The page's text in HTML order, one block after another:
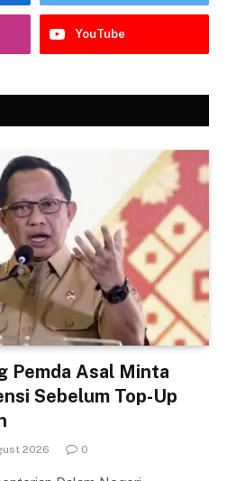
YouTube
Pemda Asal Minta
Sebelum Top-Up
2026 0